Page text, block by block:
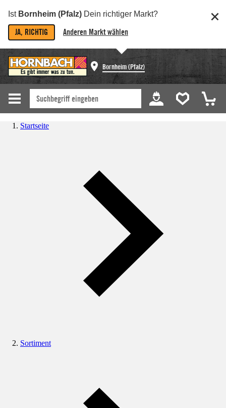
Ist Bornheim (Pfalz) Dein richtiger Markt?
JA, RICHTIG Anderen Markt wählen
Bornheim (Pfalz)
Startseite
Sortiment